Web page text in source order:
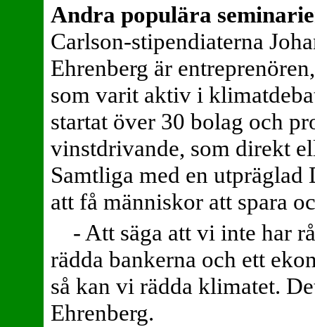
Andra populära
Carlson-stipendiaterna
Ehrenberg är
som varit aktiv i
startat över 30 bolag och
vinstdrivande, som direkt
Samtliga med en
att få människor att spara
- Att säga att vi inte har
rädda bankerna och ett
så kan vi rädda klimatet.
Ehrenberg.